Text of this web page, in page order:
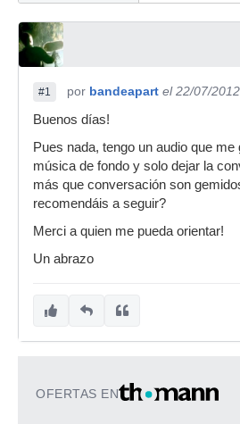
#1 por bandeapart el 22/07/2012
Buenos días!
Pues nada, tengo un audio que
música de fondo y solo dejar la
más que conversación son
recomendáis a seguir?
Merci a quien me pueda orientar!
Un abrazo
OFERTAS EN